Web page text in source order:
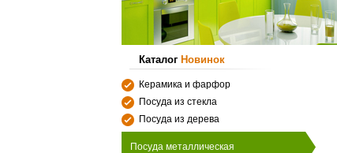
Каталог Новинок
Керамика и фарфор
Посуда из стекла
Посуда из дерева
Посуда металлическая